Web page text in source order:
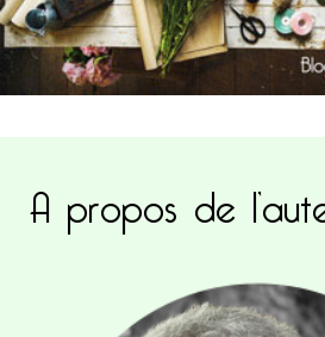
A propos de